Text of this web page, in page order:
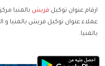
ارقام عنوان توكيل فريش بالمنيا
عملاء عنوان توكيل فريش بالمنيا
بالمنيا.